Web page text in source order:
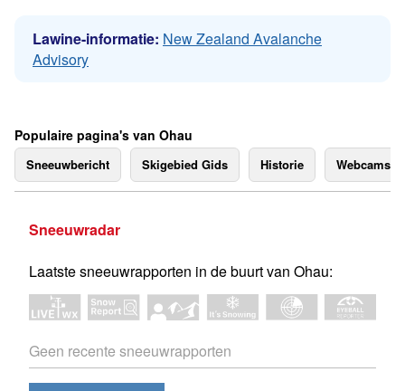
Lawine-informatie: New Zealand Avalanche
Advisory
Populaire pagina's van Ohau
Sneeuwbericht Skigebied Gids Historie Webcams
Sneeuwradar
Laatste sneeuwrapporten in de buurt van Ohau:
Geen recente sneeuwrapporten